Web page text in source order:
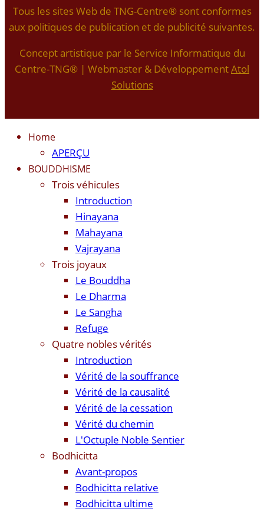
Tous les sites Web de TNG-Centre® sont conformes
aux politiques de publication et de publicité suivantes.
Concept artistique par le Service Informatique du
Centre-TNG® | Webmaster & DéveloppementAtol
Solutions
Home
APERÇU
BOUDDHISME
Trois véhicules
Introduction
Hinayana
Mahayana
Vajrayana
Trois joyaux
Le Bouddha
Le Dharma
Le Sangha
Refuge
Quatre nobles vérités
Introduction
Vérité de la souffrance
Vérité de la causalité
Vérité de la cessation
Vérité du chemin
L'Octuple Noble Sentier
Bodhicitta
Avant-propos
Bodhicitta relative
Bodhicitta ultime